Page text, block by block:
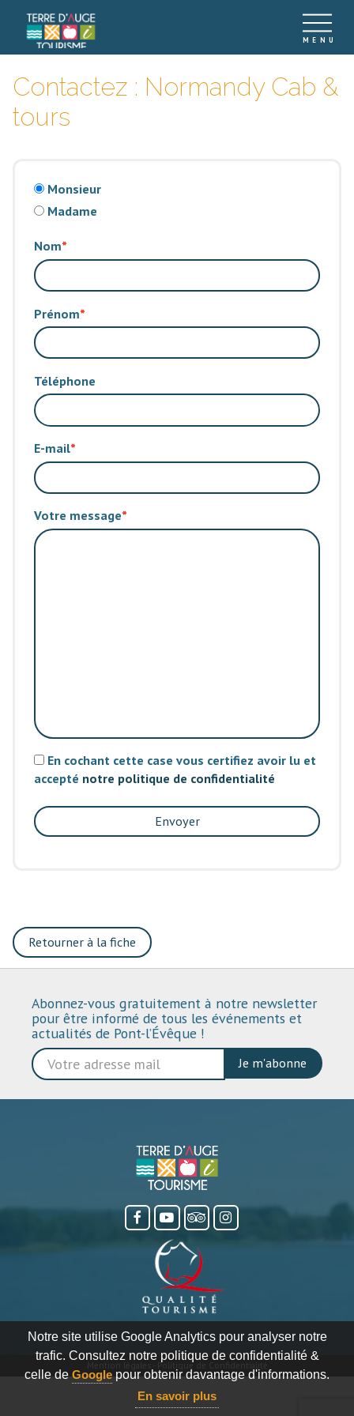
Notre site utilise Google Analytics pour analyser notre
trafic. Consultez notre politique de confidentialité &
celle de Google pour obtenir davantage d'informations.
En savoir plus
Contactez : Normandy Cab &
tours
Monsieur
Madame
Nom
Prénom
Téléphone
E-mail
Votre message
En cochant cette case vous certifiez avoir lu et
accepté notre politique de confidentialité
Envoyer
Retourner à la fiche
Abonnez-vous gratuitement à notre newsletter
pour être informé de tous les événements et
actualités de Pont-l’Évêque !
Je m'abonne
Politique de Confidentialité